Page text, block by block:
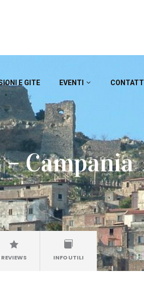
E GITE EVENTI CONTATTI
Campania
REVIEWS INFO UTILI